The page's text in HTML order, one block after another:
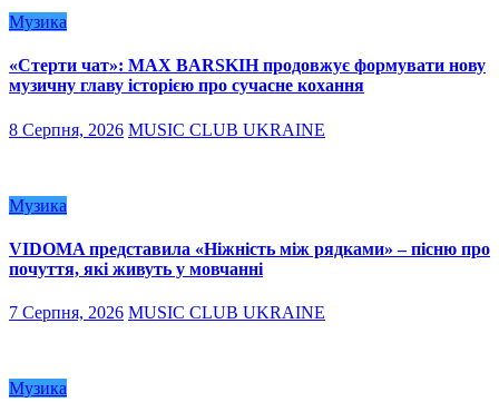
Музика
«Стерти чат»: MAX BARSKIH продовжує формувати нову
музичну главу історією про сучасне кохання
8 Серпня, 2026 MUSIC CLUB UKRAINE
Музика
VIDOMA представила «Ніжність між рядками» – пісню про
почуття, які живуть у мовчанні
7 Серпня, 2026 MUSIC CLUB UKRAINE
Музика